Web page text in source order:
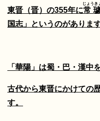
東晋（晋）の355年に常
じょうき
国志」というのがあります
「華陽」は蜀・巴・漢中
古代から東晋にかけての
す。